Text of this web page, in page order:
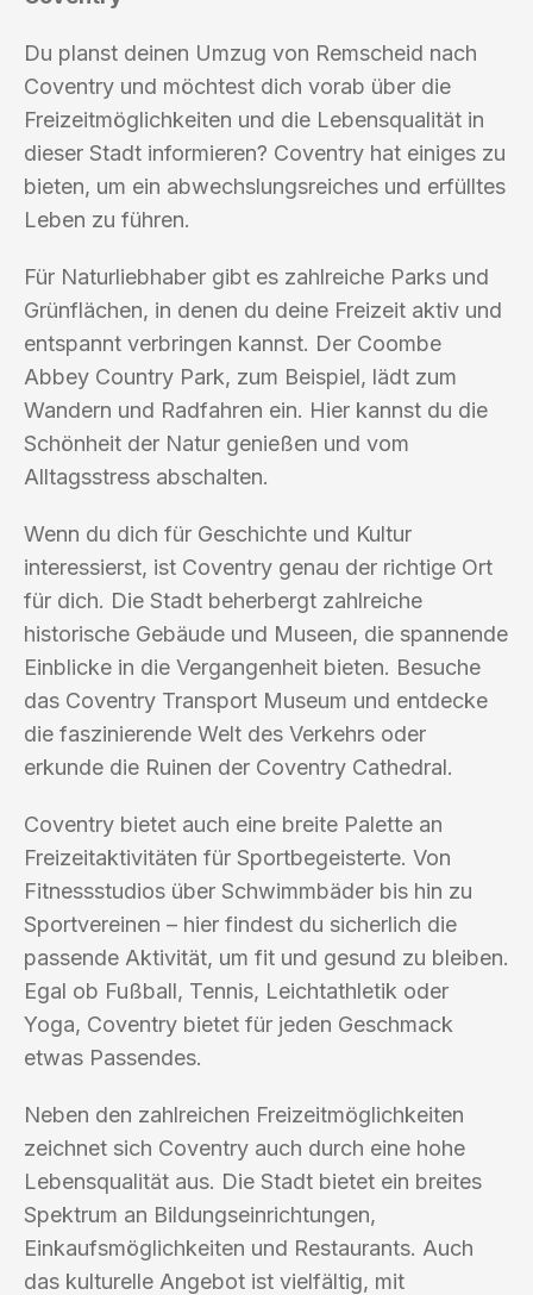
Du planst deinen Umzug von Remscheid nach
Coventry und möchtest dich vorab über die
Freizeitmöglichkeiten und die Lebensqualität in
dieser Stadt informieren? Coventry hat einiges zu
bieten, um ein abwechslungsreiches und erfülltes
Leben zu führen.
Für Naturliebhaber gibt es zahlreiche Parks und
Grünflächen, in denen du deine Freizeit aktiv und
entspannt verbringen kannst. Der Coombe
Abbey Country Park, zum Beispiel, lädt zum
Wandern und Radfahren ein. Hier kannst du die
Schönheit der Natur genießen und vom
Alltagsstress abschalten.
Wenn du dich für Geschichte und Kultur
interessierst, ist Coventry genau der richtige Ort
für dich. Die Stadt beherbergt zahlreiche
historische Gebäude und Museen, die spannende
Einblicke in die Vergangenheit bieten. Besuche
das Coventry Transport Museum und entdecke
die faszinierende Welt des Verkehrs oder
erkunde die Ruinen der Coventry Cathedral.
Coventry bietet auch eine breite Palette an
Freizeitaktivitäten für Sportbegeisterte. Von
Fitnessstudios über Schwimmbäder bis hin zu
Sportvereinen – hier findest du sicherlich die
passende Aktivität, um fit und gesund zu bleiben.
Egal ob Fußball, Tennis, Leichtathletik oder
Yoga, Coventry bietet für jeden Geschmack
etwas Passendes.
Neben den zahlreichen Freizeitmöglichkeiten
zeichnet sich Coventry auch durch eine hohe
Lebensqualität aus. Die Stadt bietet ein breites
Spektrum an Bildungseinrichtungen,
Einkaufsmöglichkeiten und Restaurants. Auch
das kulturelle Angebot ist vielfältig, mit